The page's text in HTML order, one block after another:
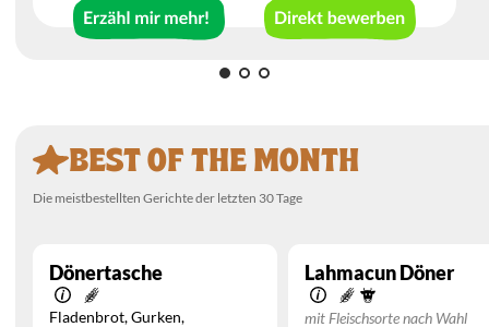
BEST OF THE MONTH
Die meistbestellten Gerichte der letzten 30 Tage
Dönertasche
Fladenbrot Gurken
Lahmacun Döner
mit Fleischsorte nach Wahl